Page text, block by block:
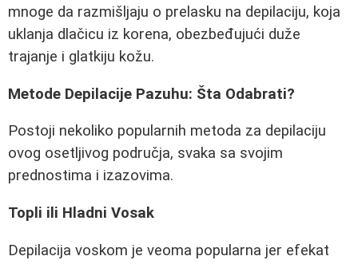
mnoge da razmišljaju o prelasku na depilaciju, koja
uklanja dlačicu iz korena, obezbeđujući duže
trajanje i glatkiju kožu.
Metode Depilacije Pazuhu: Šta Odabrati?
Postoji nekoliko popularnih metoda za depilaciju
ovog osetljivog područja, svaka sa svojim
prednostima i izazovima.
Topli ili Hladni Vosak
Depilacija voskom je veoma popularna jer efekat